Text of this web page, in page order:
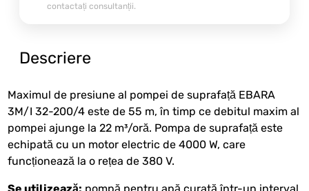
contactați consultanții.
Descriere
Maximul de presiune al pompei de suprafață EBARA
3M/I 32-200/4 este de 55 m, în timp ce debitul maxim al
pompei ajunge la 22 m³/oră. Pompa de suprafață este
echipată cu un motor electric de 4000 W, care
funcționează la o rețea de 380 V.